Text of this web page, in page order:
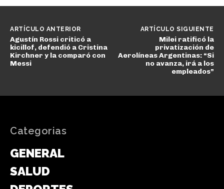
ARTÍCULO ANTERIOR
Agustín Rossi criticó a
kicillof, defendió a Cristina
Kirchner y la comparó con
Messi
ARTÍCULO SIGUIENTE
Milei ratificó la
privatización de
Aerolíneas Argentinas: “Si
no avanza, irá a los
empleados”
Categorias
GENERAL
SALUD